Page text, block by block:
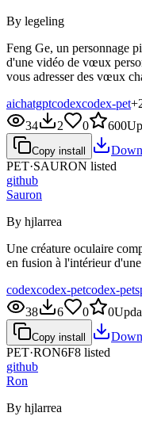
By legeling
Feng Ge, un personnage
d'une vidéo de vœux
vous adresser des vœux
aichatgptcodexcodex-pet+
34
2 0 600
Copy install
PET·SAURON listed
github
Sauron
By hjlarrea
Une créature oculaire
en fusion à l'intérieur
codexcodex-petcodex-pets
38
6 0 0
Copy install
PET·RON6F8 listed
github
Ron
By hjlarrea